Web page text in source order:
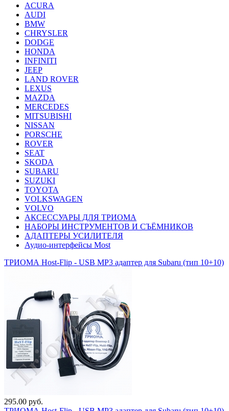
ACURA
AUDI
BMW
CHRYSLER
DODGE
HONDA
INFINITI
JEEP
LAND ROVER
LEXUS
MAZDA
MERCEDES
MITSUBISHI
NISSAN
PORSCHE
ROVER
SEAT
SKODA
SUBARU
SUZUKI
TOYOTA
VOLKSWAGEN
VOLVO
АКСЕССУАРЫ ДЛЯ ТРИОМА
НАБОРЫ ИНСТРУМЕНТОВ И СЪЁМНИКОВ
АДАПТЕРЫ УСИЛИТЕЛЯ
Аудио-интерфейсы Most
ТРИОМА Host-Flip - USB MP3 адаптер для Subaru (тип 10+10)
295.00 руб.